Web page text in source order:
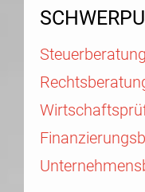
Steuerberatung